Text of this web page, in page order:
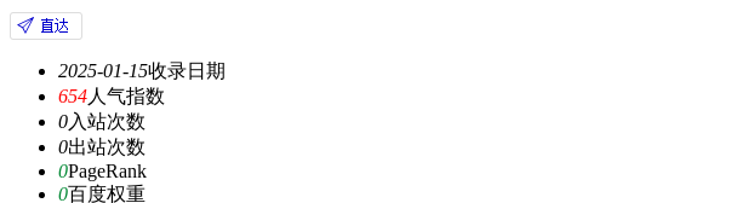
2025-01-15收录日期
654人气指数
0入站次数
0出站次数
0PageRank
0百度权重